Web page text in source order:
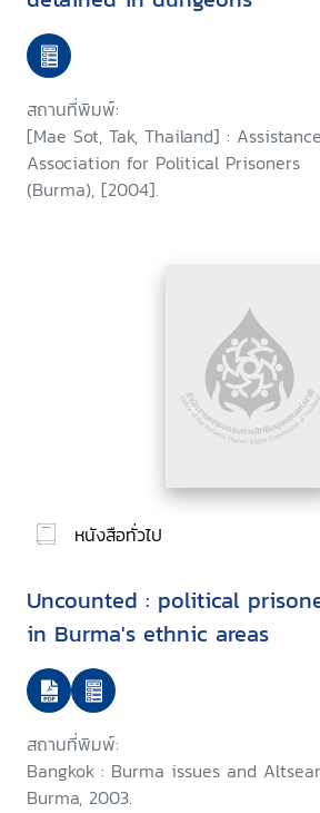
สถานที่พิมพ์:
[Mae Sot, Tak, Thailand] : Assistance
Association for Political Prisoners
(Burma), [2004].
หนังสือทั่วไป
Uncounted : political
in Burma's ethnic areas
สถานที่พิมพ์:
Bangkok : Burma issues and
Burma, 2003.